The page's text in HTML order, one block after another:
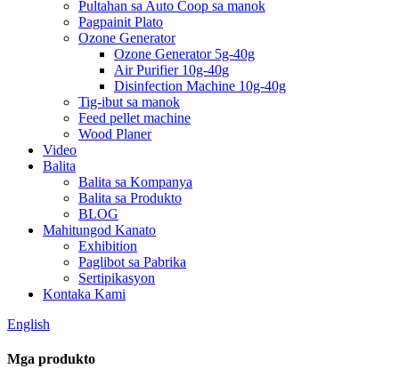
Pultahan sa Auto Coop sa manok
Pagpainit Plato
Ozone Generator
Ozone Generator 5g-40g
Air Purifier 10g-40g
Disinfection Machine 10g-40g
Tig-ibut sa manok
Feed pellet machine
Wood Planer
Video
Balita
Balita sa Kompanya
Balita sa Produkto
BLOG
Mahitungod Kanato
Exhibition
Paglibot sa Pabrika
Sertipikasyon
Kontaka Kami
English
Mga produkto